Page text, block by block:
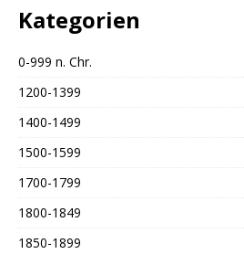
Kategorien
0-999 n. Chr.
1200-1399
1400-1499
1500-1599
1700-1799
1800-1849
1850-1899